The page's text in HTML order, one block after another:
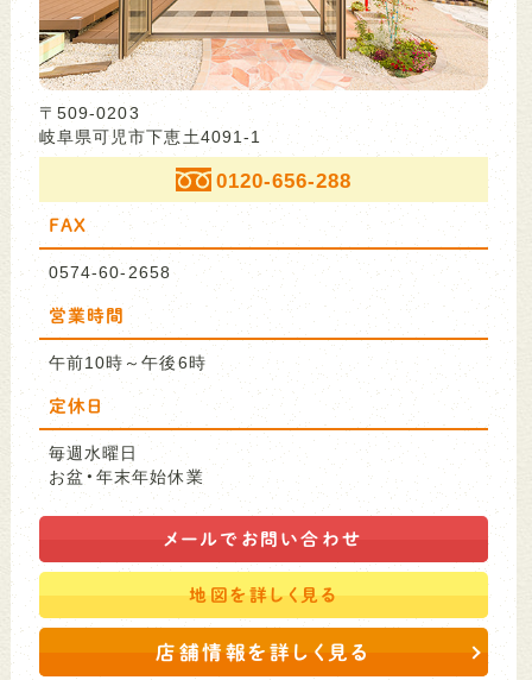
〒509-0203
岐阜県可児市下恵土4091-1
0120-656-288
FAX
0574-60-2658
営業時間
午前10時～午後6時
定休日
毎週水曜日
お盆・年末年始休業
メールで お問い合わせ
地図を詳しく見る
店舗情報を詳しく見る